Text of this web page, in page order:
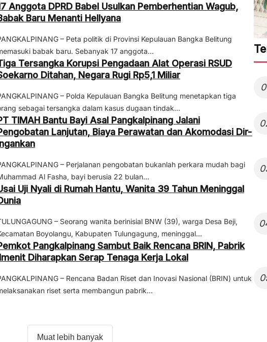
Anggota DPRD Babel Usulkan Pemberhentian Wagub,
Baru Menanti Hellyana
– Peta politik di Provinsi Kepulauan Bangka Belitung
babak baru. Sebanyak 17 anggota...
Tersangka Korupsi Pengadaan Alat Operasi RSUD
Ditahan, Negara Rugi Rp5,1 Miliar
– Polda Kepulauan Bangka Belitung menetapkan tiga
sebagai tersangka dalam kasus dugaan tindak...
TIMAH Bantu Bayi Asal Pangkalpinang Jalani
Lanjutan, Biaya Perawatan dan Akomodasi Dir­
– Perjalanan pengobatan bukanlah perkara mudah bagi
Al Fasha, bayi berusia 22 bulan...
Uji Nyali di Rumah Hantu, Wanita 39 Tahun Meninggal
– Seorang wanita berinisial BNW (39), warga Desa Beji,
Boyolangu, Kabupaten Tulungagung, meninggal...
Pangkalpinang Sambut Baik Rencana BRIN, Pabrik
Diharapkan Serap Tenaga Kerja Lokal
– Rencana Badan Riset dan Inovasi Nasional (BRIN) untuk
riset serta membangun pabrik...
Muat lebih banyak